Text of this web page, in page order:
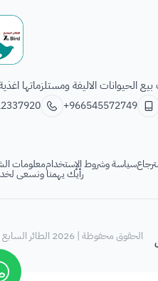
الحيوانات الاليفة ومستلزماتها
+966545572749
سياسة وشروط الإستخداممعلومات
رأيك يهمنا ونسعى
الحقوق محفوظة | 2026 الطائر